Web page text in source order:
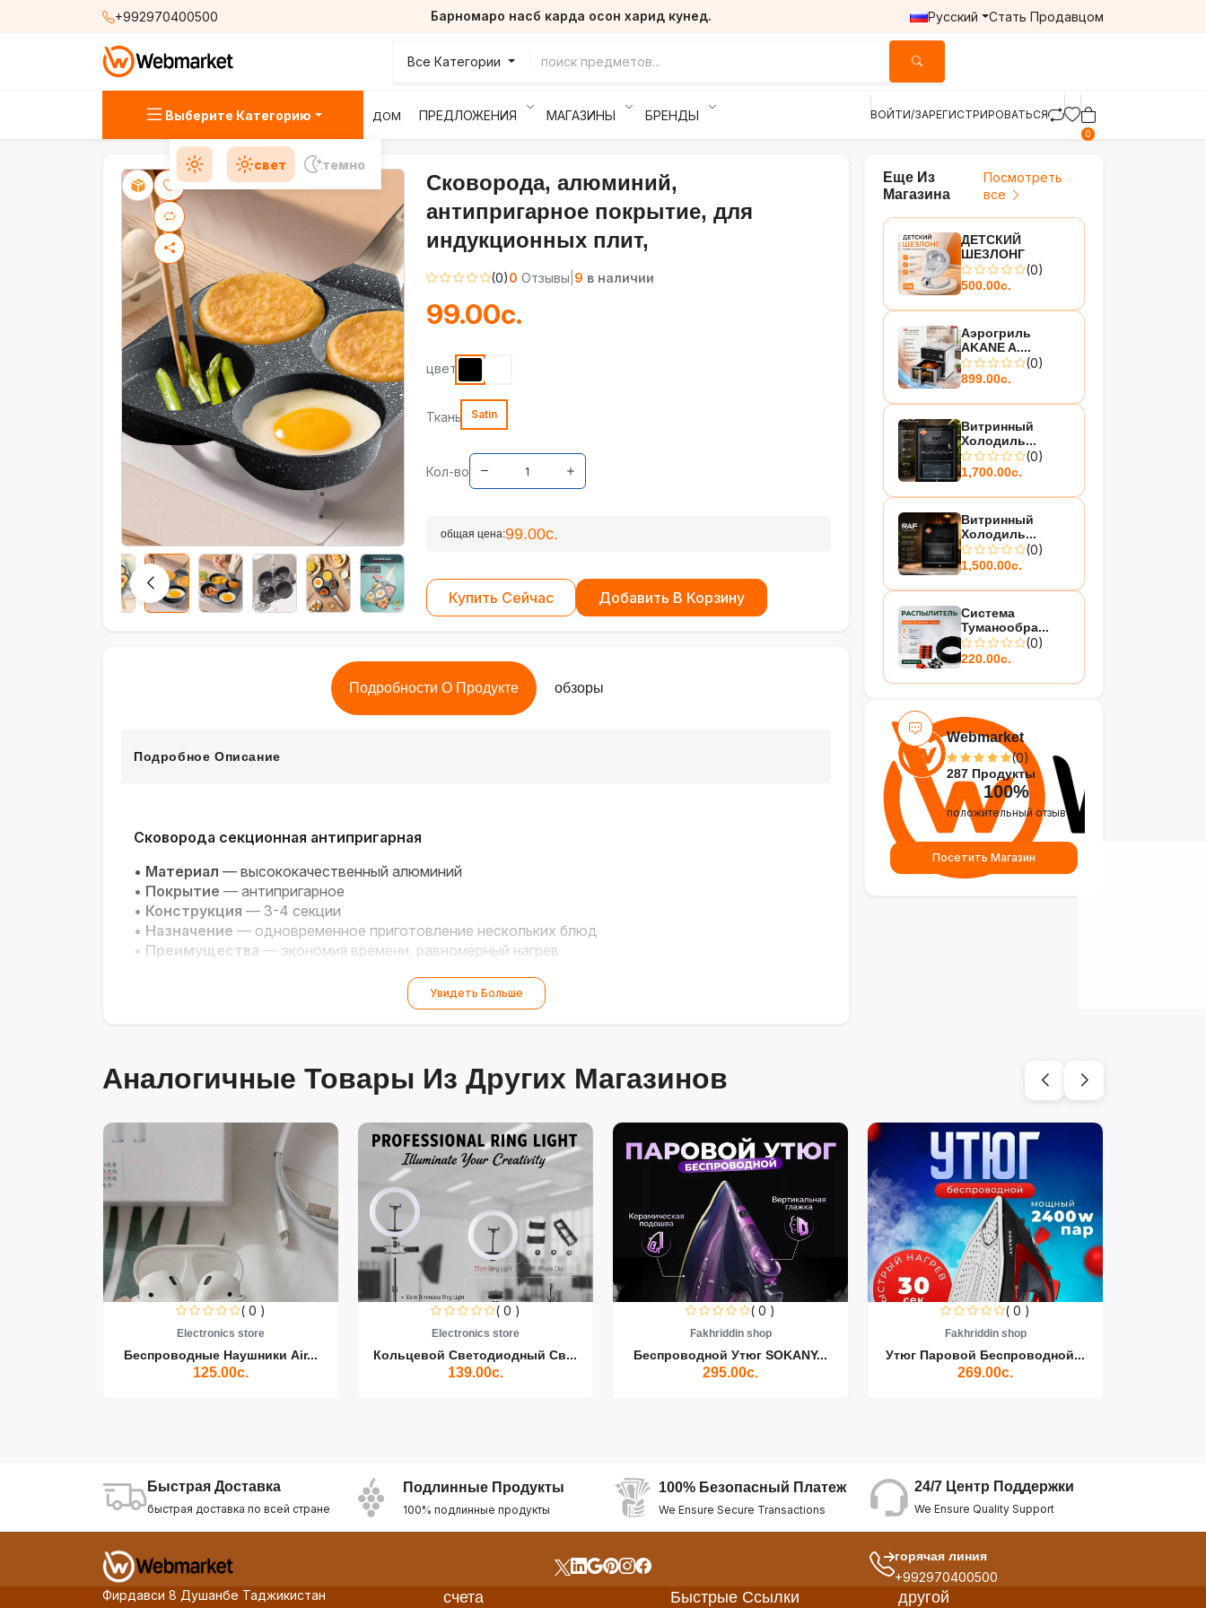
+992970400500 Барномаро насб карда осон харид кунед. Русский Стать Продавцом
Все Категории
Выберите Категорию ДОМ ПРЕДЛОЖЕНИЯ МАГАЗИНЫ БРЕНДЫ ВОЙТИ/ЗАРЕГИСТРИРОВАТЬСЯ
0
свет темно
Сковорода, алюминий,
антипригарное покрытие, для
индукционных плит,
(0)0 Отзывы 9 в наличии
99.00с.
цвет
Ткань Satin
Кол-во
общая цена:99.00с.
Купить Сейчас Добавить В Корзину
Подробности О Продукте обзоры
Подробное Описание
Сковорода секционная антипригарная
• Материал — высококачественный алюминий
• Покрытие — антипригарное
• Конструкция — 3-4 секции
• Назначение — одновременное приготовление нескольких блюд
• Преимущества — экономия времени, равномерный нагрев
Увидеть Больше
Еще Из
Магазина
Посмотреть
все
ДЕТСКИЙ
ШЕЗЛОНГ
(0)
500.00с.
Аэрогриль
AKANE A....
(0)
899.00с.
Витринный
Холодиль...
(0)
1,700.00с.
Витринный
Холодиль...
(0)
1,500.00с.
Система
Туманообра...
(0)
220.00с.
Webmarket
(0)
287 Продукты
100%
положительный отзыв
Посетить Магазин
Аналогичные Товары Из Других Магазинов
( 0 )
Electronics store
Беспроводные Наушники Air...
125.00с.
( 0 )
Electronics store
Кольцевой Светодиодный Св...
139.00с.
( 0 )
Fakhriddin shop
Беспроводной Утюг SOKANY...
295.00с.
( 0 )
Fakhriddin shop
Утюг Паровой Беспроводной...
269.00с.
Быстрая Доставка
быстрая доставка по всей стране
Подлинные Продукты
100% подлинные продукты
100% Безопасный Платеж
We Ensure Secure Transactions
24/7 Центр Поддержки
We Ensure Quality Support
горячая линия
+992970400500
Фирдавси 8 Душанбе Таджикистан
счета Быстрые Ссылки другой